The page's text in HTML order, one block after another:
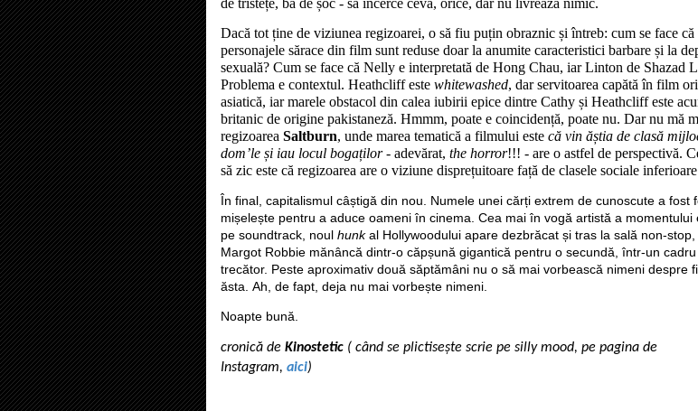
Dacă tot ține de viziunea regizoarei, o să fiu puțin obraznic și întreb: cum se face că
personajele sărace din film sunt reduse doar la anumite caracteristici barbare și la
sexuală? Cum se face că Nelly e interpretată de Hong Chau, iar Linton de Shazad
Problema e contextul. Heathcliff este whitewashed, dar servitoarea capătă în film
asiatică, iar marele obstacol din calea iubirii epice dintre Cathy și Heathcliff este
britanic de origine pakistaneză. Hmmm, poate e coincidență, poate nu. Dar nu mă
regizoarea Saltburn, unde marea tematică a filmului este că vin ăștia de clasă
dom’le și iau locul bogaților- adevărat, the horror!!! - are o astfel de perspectivă.
să zic este că regizoarea are o viziune disprețuitoare față de clasele sociale
În final, capitalismul câștigă din nou. Numele unei cărți extrem de cunoscute a fost
mișelește pentru a aduce oameni în cinema. Cea mai în vogă artistă a momentului
pe soundtrack, noul hunkal Hollywoodului apare dezbrăcat și tras la sală non-stop,
Margot Robbie mănâncă dintr-o căpșună gigantică pentru o secundă, într-un cadru
trecător. Peste aproximativ două săptămâni nu o să mai vorbească nimeni despre
ăsta. Ah, de fapt, deja nu mai vorbește nimeni.
Noapte bună.
cronică de Kinostetic ( când se plictisește scrie pe silly mood, pe pagina de
Instagram, aici)